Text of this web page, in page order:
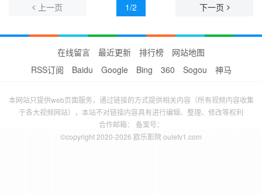
上一页 1/2 下一页
在线留言 最近更新 排行榜
网站地图
RSS订阅
Baidu Google Bing 360 Sogou 神马
本网站只提供web页面服务，通过链接的方式提供相关内容（所有视频内容收集
于各大视频网站），本站不对链接内容具有进行编辑、整理、修改等权利
合作邮箱： 备案号：
©copyright 2020-2026 欧乐影院 ouletv1.com